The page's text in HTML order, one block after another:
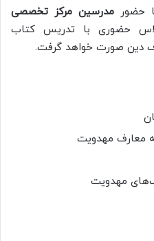
مدرسین مرکز تخصصی
حضوری با تدریس کتاب
دین صورت خواهد گرفت.
معارف مهدویت
مهدویت